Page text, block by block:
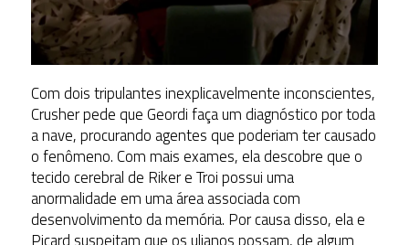
Com dois tripulantes inexplicavelmente inconscientes,
Crusher pede que Geordi faça um diagnóstico por toda
a nave, procurando agentes que poderiam ter causado
o fenômeno. Com mais exames, ela descobre que o
tecido cerebral de Riker e Troi possui uma
anormalidade em uma área associada com
desenvolvimento da memória. Por causa disso, ela e